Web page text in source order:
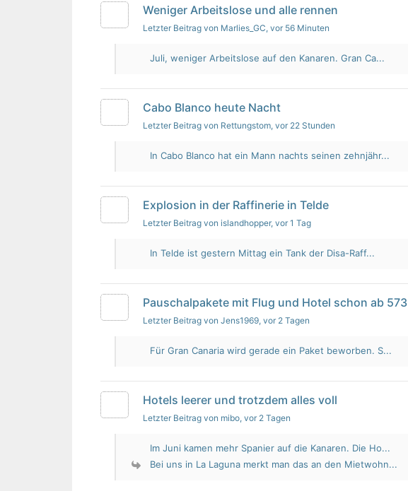
Weniger Arbeitslose und alle rennen
Letzter Beitrag von Marlies_GC, vor 56 Minuten
Juli, weniger Arbeitslose auf den Kanaren. Gran Ca...
Cabo Blanco heute Nacht
Letzter Beitrag von Rettungstom, vor 22 Stunden
In Cabo Blanco hat ein Mann nachts seinen zehnjähr...
Explosion in der Raffinerie in Telde
Letzter Beitrag von islandhopper, vor 1 Tag
In Telde ist gestern Mittag ein Tank der Disa-Raff...
Pauschalpakete mit Flug und Hotel schon ab 573
Letzter Beitrag von Jens1969, vor 2 Tagen
Für Gran Canaria wird gerade ein Paket beworben. S...
Hotels leerer und trotzdem alles voll
Letzter Beitrag von mibo, vor 2 Tagen
Im Juni kamen mehr Spanier auf die Kanaren. Die Ho...
Bei uns in La Laguna merkt man das an den Mietwohn...